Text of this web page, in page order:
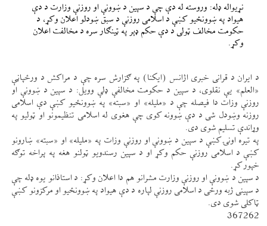
نړيواله ډله: وروسته له دې چې د سپين د ښوونې او روزنې وزارت د دې
هيواد په ښوونځيو كښې د اسلامی روزنې د سبق ښودلو اعلان وكړ، د
حكومت مخالف ټولی د دې حكم ډېر په ټينګار سره د مخالفت اعلان
وكړ.
د ايران د قرانی خبری اژانس (ايكنا) په ګزارش سره چې د مراكش د ورځپاڼې
«العلم» یې نقلوی، د سپين د حكومت مخالفې ډلې وويل: د سپين د ښوونې او
روزنې وزات دا فيصله چې د «مليله» او «سبته» په ښوونځيو كښې دې اسلامی
روزنه وښودل شی د دې ښوونه كوی چې هغوی له اسلامی تنظيمونو او ټوليو په
وړاندې تسليم شوی دی.
په تيره اونۍ كښې د سپين د ښوونې او روزنې وزات په «مليله» او «سبته» ښارونو
كښې د اسلامی روزنې حكم وكړ او د سپين رسندويو ټولنو هغه په پراخه توګه
خپور كړ.
د سپين د ښوونې او روزنې وزارت مشرانو هم دا اعلان وكړ: د استاذانو يوه ډله چې
د سپينی ژبه ورځی د اسلامی روزنې لپاره د دې هيواد په ښوونځيو او مركزونو كښې
ټاكلی شوی دی.
367262